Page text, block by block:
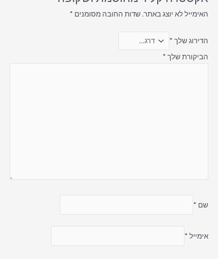
האימייל לא יוצג באתר.שדות החובה מסומנים *
הדירוג שלך *
הביקורת שלך *
שם *
אימייל *